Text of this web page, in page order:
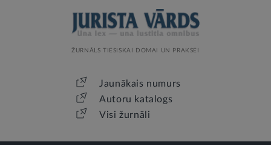
ŽURNĀLS TIESISKAI DOMAI UN PRAKSEI
Jaunākais numurs
Autoru katalogs
Visi žurnāli